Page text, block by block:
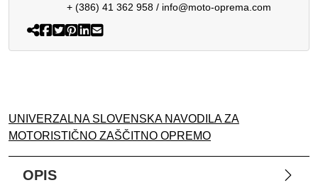
+ (386) 41 362 958/ info@moto-oprema.com
UNIVERZALNA SLOVENSKA NAVODILA ZA
MOTORISTIČNO ZAŠČITNO OPREMO
OPIS